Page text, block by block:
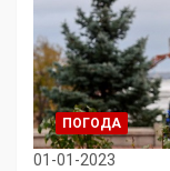
ПОГОДА
01-01-2023